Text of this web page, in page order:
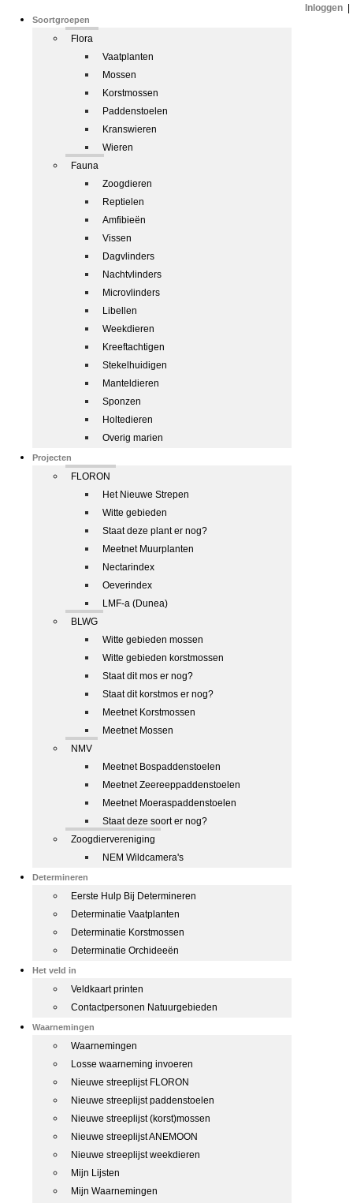
Soortgroepen
Flora
Vaatplanten
Mossen
Korstmossen
Paddenstoelen
Kranswieren
Wieren
Fauna
Zoogdieren
Reptielen
Amfibieën
Vissen
Dagvlinders
Nachtvlinders
Microvlinders
Libellen
Weekdieren
Kreeftachtigen
Stekelhuidigen
Manteldieren
Sponzen
Holtedieren
Overig marien
Projecten
FLORON
Het Nieuwe Strepen
Witte gebieden
Staat deze plant er nog?
Meetnet Muurplanten
Nectarindex
Oeverindex
LMF-a (Dunea)
BLWG
Witte gebieden mossen
Witte gebieden korstmossen
Staat dit mos er nog?
Staat dit korstmos er nog?
Meetnet Korstmossen
Meetnet Mossen
NMV
Meetnet Bospaddenstoelen
Meetnet Zeereeppaddenstoelen
Meetnet Moeraspaddenstoelen
Staat deze soort er nog?
Zoogdiervereniging
NEM Wildcamera's
Determineren
Eerste Hulp Bij Determineren
Determinatie Vaatplanten
Determinatie Korstmossen
Determinatie Orchideeën
Het veld in
Veldkaart printen
Contactpersonen Natuurgebieden
Waarnemingen
Waarnemingen
Losse waarneming invoeren
Nieuwe streeplijst FLORON
Nieuwe streeplijst paddenstoelen
Nieuwe streeplijst (korst)mossen
Nieuwe streeplijst ANEMOON
Nieuwe streeplijst weekdieren
Mijn Lijsten
Mijn Waarnemingen
Inloggen